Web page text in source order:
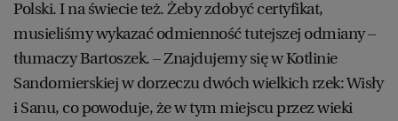
Polski. I na świecie też. Żeby zdobyć certyfikat,
musieliśmy wykazać odmienność tutejszej odmiany –
tłumaczy Bartoszek. – Znajdujemy się w Kotlinie
Sandomierskiej w dorzeczu dwóch wielkich rzek: Wisły
i Sanu, co powoduje, że w tym miejscu przez wieki